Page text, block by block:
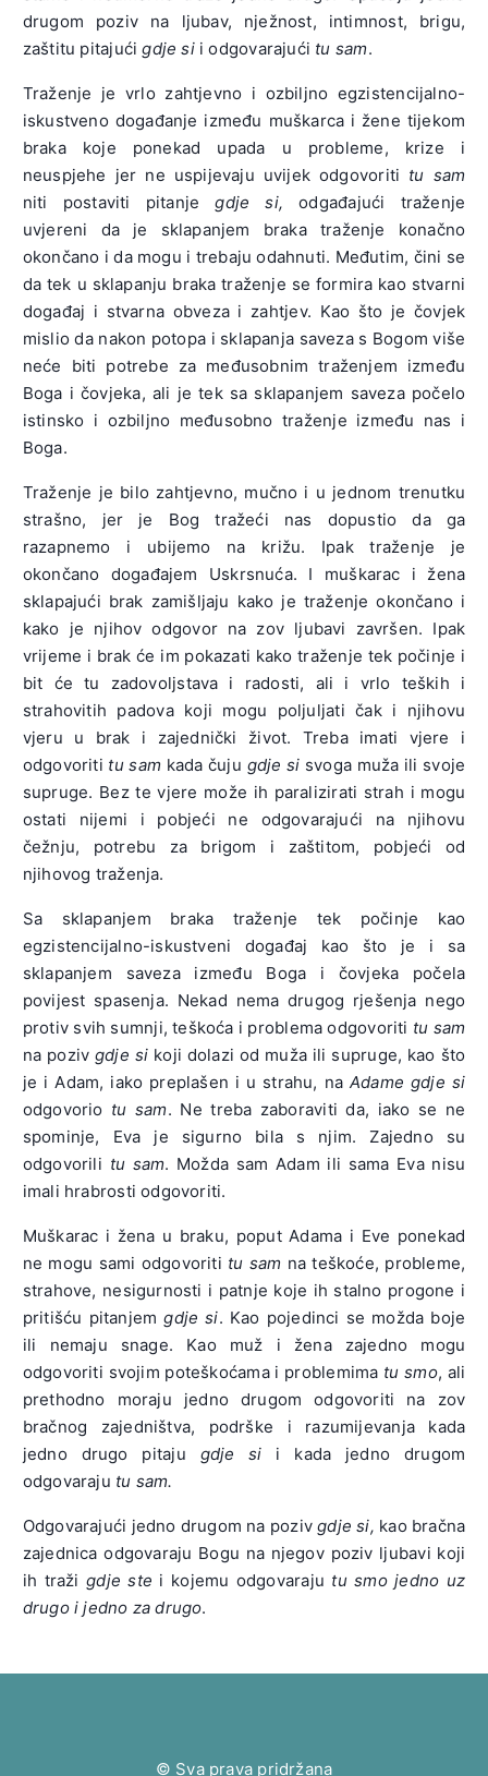
drugom poziv na ljubav, nježnost, intimnost, brigu,
zaštitu pitajućigdje sii odgovarajući tu sam.
Traženje je vrlo zahtjevno i ozbiljno egzistencijalno-
iskustveno događanje između muškarca i žene tijekom
braka koje ponekad upada u probleme, krize i
neuspjehe jer ne uspijevaju uvijek odgovoriti tu sam
niti postaviti pitanjegdje si,odgađajući traženje
uvjereni da je sklapanjem braka traženje konačno
okončano i da mogu i trebaju odahnuti. Međutim, čini se
da tek u sklapanju braka traženje se formira kao stvarni
događaj i stvarna obveza i zahtjev. Kao što je čovjek
mislio da nakon potopa i sklapanja saveza s Bogom više
neće biti potrebe za međusobnim traženjem između
Boga i čovjeka, ali je tek sa sklapanjem saveza počelo
istinsko i ozbiljno međusobno traženje između nas i
Boga.
Traženje je bilo zahtjevno, mučno i u jednom trenutku
strašno, jer je Bog tražeći nas dopustio da ga
razapnemo i ubijemo na križu. Ipak traženje je
okončano događajem Uskrsnuća. I muškarac i žena
sklapajući brak zamišljaju kako je traženje okončano i
kako je njihov odgovor na zov ljubavi završen. Ipak
vrijeme i brak će im pokazati kako traženje tek počinje i
bit će tu zadovoljstava i radosti, ali i vrlo teških i
strahovitih padova koji mogu poljuljati čak i njihovu
vjeru u brak i zajednički život. Treba imati vjere i
odgovoriti tu sam kada čuju gdje si svoga muža ili svoje
supruge. Bez te vjere može ih paralizirati strah i mogu
ostati nijemi i pobjeći ne odgovarajući na njihovu
čežnju, potrebu za brigom i zaštitom, pobjeći od
njihovog traženja.
Sa sklapanjem braka traženje tek počinje kao
egzistencijalno-iskustveni događaj kao što je i sa
sklapanjem saveza između Boga i čovjeka počela
povijest spasenja. Nekad nema drugog rješenja nego
protiv svih sumnji, teškoća i problema odgovoriti tu sam
na pozivgdje si koji dolazi od muža ili supruge, kao što
je i Adam, iako preplašen i u strahu, na Adame gdje si
odgovorio tu sam. Ne treba zaboraviti da, iako se ne
spominje, Eva je sigurno bila s njim. Zajedno su
odgovorili tu sam. Možda sam Adam ili sama Eva nisu
imali hrabrosti odgovoriti.
Muškarac i žena u braku, poput Adama i Eve ponekad
ne mogu sami odgovoriti tu sam na teškoće, probleme,
strahove, nesigurnosti i patnje koje ih stalno progone i
pritišću pitanjemgdje si. Kao pojedinci se možda boje
ili nemaju snage. Kao muž i žena zajedno mogu
odgovoriti svojim poteškoćama i problemima tu smo, ali
prethodno moraju jedno drugom odgovoriti na zov
bračnog zajedništva, podrške i razumijevanja kada
jedno drugo pitaju gdje si i kada jedno drugom
odgovaraju tu sam.
Odgovarajući jedno drugom na pozivgdje si, kao bračna
zajednica odgovaraju Bogu na njegov poziv ljubavi koji
ih tražigdje ste i kojemu odgovaraju tu smo jedno uz
drugo i jedno za drugo.
© Sva prava pridržana